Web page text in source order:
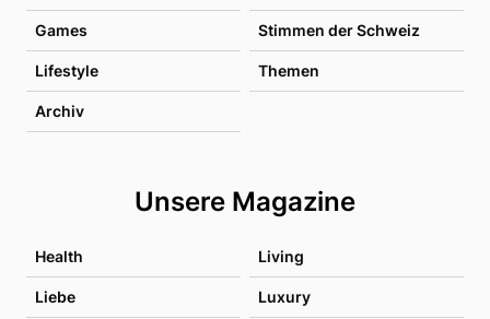
Games Stimmen der Schweiz
Lifestyle Themen
Archiv
Unsere Magazine
Health Living
Liebe Luxury